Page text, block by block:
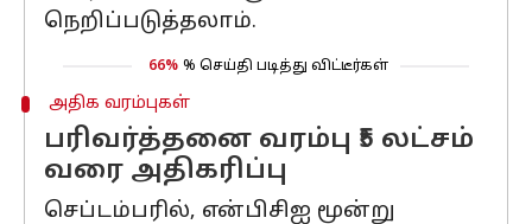
நெறிப்படுத்தலாம்.
66% % செய்தி படித்து விட்டீர்கள்
அதிக வரம்புகள்
பரிவர்த்தனை வரம்பு ₹5 லட்சம்
வரை அதிகரிப்பு
செப்டம்பரில், என்பிசிஐ மூன்று